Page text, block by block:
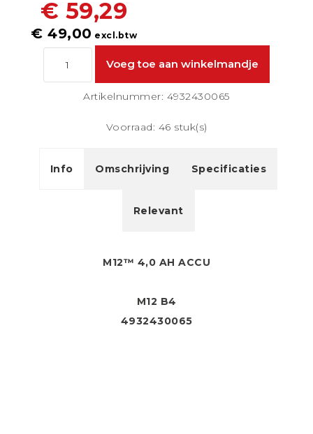
€ 59,29
€ 49,00 excl.btw
Artikelnummer: 4932430065
Voorraad: 46 stuk(s)
Info Omschrijving Specificaties
Relevant
M12™ 4,0 AH ACCU
M12 B4
4932430065